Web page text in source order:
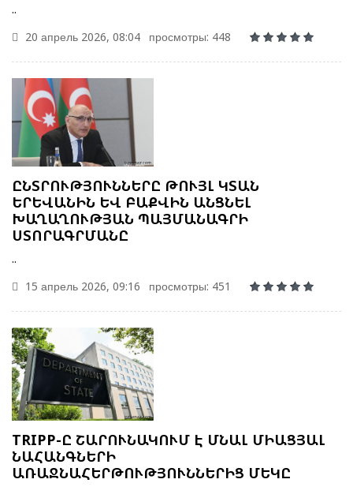
..
20 апрель 2026, 08:04
просмотры: 448
ԸՆՏՐՈՒԹՅՈՒՆՆԵՐԸ ԹՈՒՅԼ ԿՏԱՆ
ԵՐԵՎԱՆԻՆ ԵՎ ԲԱՔՎԻՆ ԱՆՑՆԵԼ
ԽԱՂԱՂՈՒԹՅԱՆ ՊԱՅՄԱՆԱԳՐԻ
ՍՏՈՐԱԳՐՄԱՆԸ
..
15 апрель 2026, 09:16
просмотры: 451
TRIPP-Ը ՇԱՐՈՒՆԱԿՈՒՄ Է ՄՆԱԼ ՄԻԱՑՅԱԼ
ՆԱՀԱՆԳՆԵՐԻ
ԱՌԱՋՆԱՀԵՐԹՈՒԹՅՈՒՆՆԵՐԻՑ ՄԵԿԸ